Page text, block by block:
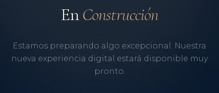
EnConstrucción
Estamos preparando algo excepcional. Nuestra
nueva experiencia digital estará disponible muy
pronto.